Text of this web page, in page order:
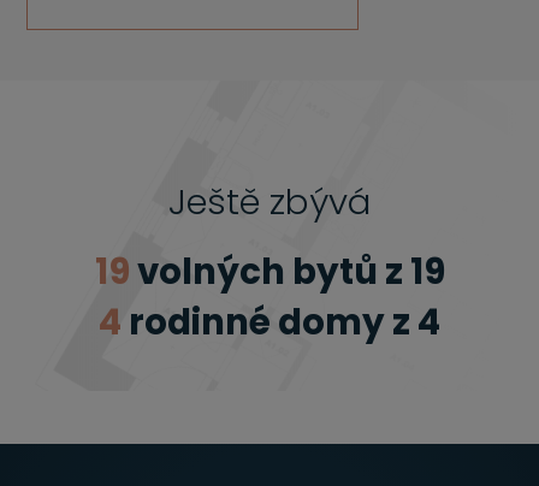
Ještě zbývá
19volných bytů z 19
4 rodinné domy z 4